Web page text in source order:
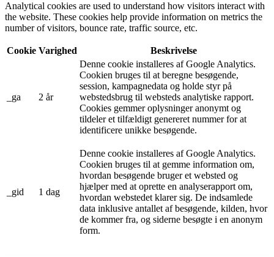
Analytical cookies are used to understand how visitors interact with
the website. These cookies help provide information on metrics the
number of visitors, bounce rate, traffic source, etc.
Cookie Varighed Beskrivelse
_ga 2 år
Denne cookie installeres af Google Analytics.
Cookien bruges til at beregne besøgende,
session, kampagnedata og holde styr på
webstedsbrug til websteds analytiske rapport.
Cookies gemmer oplysninger anonymt og
tildeler et tilfældigt genereret nummer for at
identificere unikke besøgende.
_gid 1 dag
Denne cookie installeres af Google Analytics.
Cookien bruges til at gemme information om,
hvordan besøgende bruger et websted og
hjælper med at oprette en analyserapport om,
hvordan webstedet klarer sig. De indsamlede
data inklusive antallet af besøgende, kilden, hvor
de kommer fra, og siderne besøgte i en anonym
form.